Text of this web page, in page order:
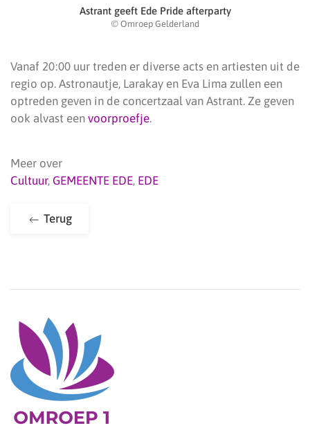
Astrant geeft Ede Pride afterparty
© Omroep Gelderland
Vanaf 20:00 uur treden er diverse acts en artiesten uit de
regio op. Astronautje, Larakay en Eva Lima zullen een
optreden geven in de concertzaal van Astrant. Ze geven
ook alvast een voorproefje.
Meer over
Cultuur, GEMEENTE EDE, EDE
Terug